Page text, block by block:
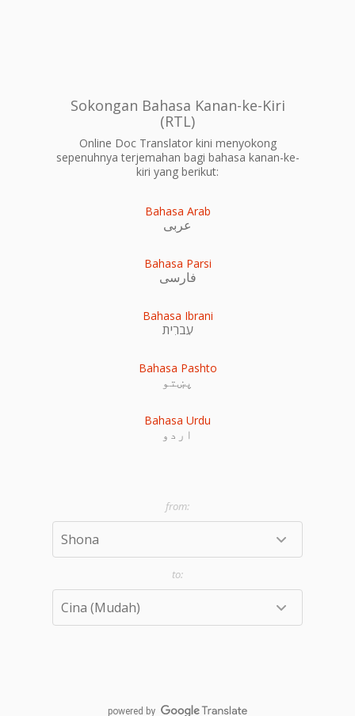
Sokongan Bahasa Kanan-ke-Kiri
(RTL)
Online Doc Translator kini menyokong
sepenuhnya terjemahan bagi bahasa kanan-ke-
kiri yang berikut:
Bahasa Arab
عربى
Bahasa Parsi
فارسی
Bahasa Ibrani
עִברִית
Bahasa Pashto
پښتو
Bahasa Urdu
اردو
powered by